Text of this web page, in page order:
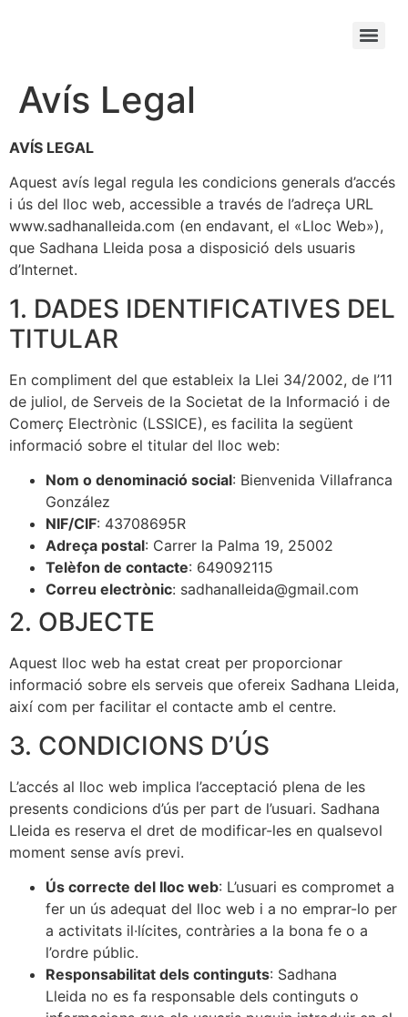
Avís Legal
AVÍS LEGAL
Aquest avís legal regula les condicions generals d’accés
i ús del lloc web, accessible a través de l’adreça URL
www.sadhanalleida.com (en endavant, el «Lloc Web»),
que Sadhana Lleida posa a disposició dels usuaris
d’Internet.
1. DADES IDENTIFICATIVES DEL
TITULAR
En compliment del que estableix la Llei 34/2002, de l’11
de juliol, de Serveis de la Societat de la Informació i de
Comerç Electrònic (LSSICE), es facilita la següent
informació sobre el titular del lloc web:
Nom o denominació social: Bienvenida Villafranca
González
NIF/CIF: 43708695R
Adreça postal: Carrer la Palma 19, 25002
Telèfon de contacte: 649092115
Correu electrònic: sadhanalleida@gmail.com
2. OBJECTE
Aquest lloc web ha estat creat per proporcionar
informació sobre els serveis que ofereix Sadhana Lleida,
així com per facilitar el contacte amb el centre.
3. CONDICIONS D’ÚS
L’accés al lloc web implica l’acceptació plena de les
presents condicions d’ús per part de l’usuari. Sadhana
Lleida es reserva el dret de modificar-les en qualsevol
moment sense avís previ.
Ús correcte del lloc web: L’usuari es compromet a
fer un ús adequat del lloc web i a no emprar-lo per
a activitats il·lícites, contràries a la bona fe o a
l’ordre públic.
Responsabilitat dels continguts: Sadhana
Lleida no es fa responsable dels continguts o